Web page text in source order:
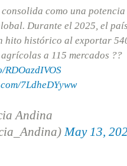
consolida como una potencia
Durante el 2025, el país
hito histórico al exportar
a 115 mercados ??
RDOazdIVOS
7LdheDYyww
Andina
May 13,